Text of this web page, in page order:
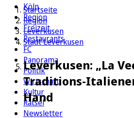
Köln
Region
Freizeit
Restaurants
FC
Panorama
Politik
Wirtschaft
Kultur
Rätsel
Newsletter
Startseite
Region
Leverkusen
Stadt Leverkusen
Leverkusen: „La
Traditions-
Hand